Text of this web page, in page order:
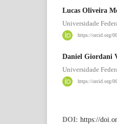
Lucas Oliveira
Universidade
https://orcid.org/
Daniel Giordani
Universidade
https://orcid.org/
DOI: https://